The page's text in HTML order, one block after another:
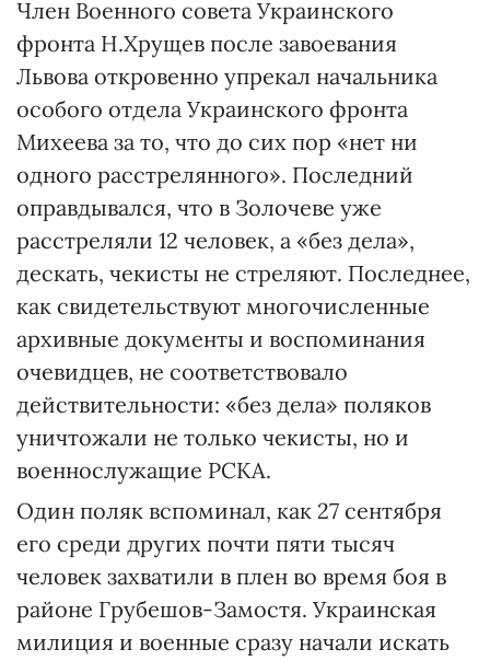
Член Военного совета Украинского
фронта Н.Хрущев после завоевания
Львова откровенно упрекал начальника
особого отдела Украинского фронта
Михеева за то, что до сих пор «нет ни
одного расстрелянного». Последний
оправдывался, что в Золочеве уже
расстреляли 12 человек, а «без дела»,
дескать, чекисты не стреляют. Последнее,
как свидетельствуют многочисленные
архивные документы и воспоминания
очевидцев, не соответствовало
действительности: «без дела» поляков
уничтожали не только чекисты, но и
военнослужащие РСКА.
Один поляк вспоминал, как 27 сентября
его среди других почти пяти тысяч
человек захватили в плен во время боя в
районе Грубешов-Замостя. Украинская
милиция и военные сразу начали искать